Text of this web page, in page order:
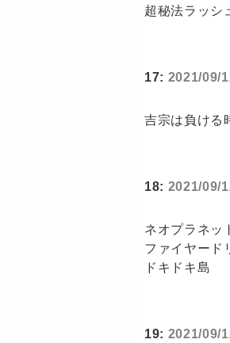
超秘法ラッ
17: 2021/09/
吉宗は負ける
18: 2021/09/
ネオプラネッ
ファイヤード
ドキドキ島
19: 2021/09/